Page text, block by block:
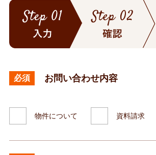
必須 お問い合わせ内容
物件について 資料請求